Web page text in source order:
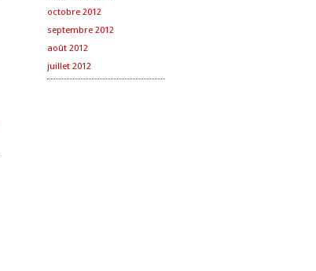
octobre 2012
septembre 2012
août 2012
juillet 2012